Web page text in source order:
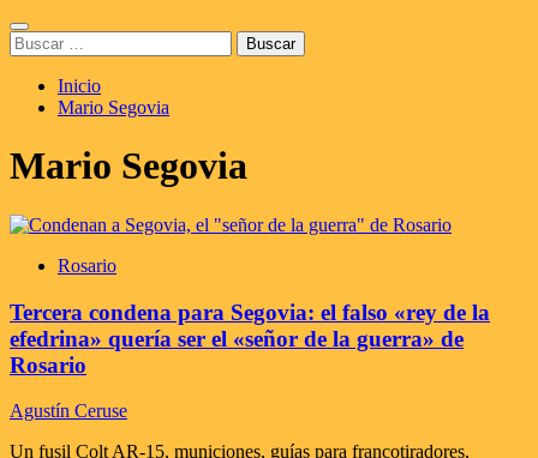
Saltar
al
contenido
Menú
principal
Buscar:
Inicio
Mario Segovia
Mario Segovia
Rosario
Tercera condena para Segovia: el falso «rey de la
efedrina» quería ser el «señor de la guerra» de
Rosario
Agustín Ceruse
Un fusil Colt AR-15, municiones, guías para francotiradores,